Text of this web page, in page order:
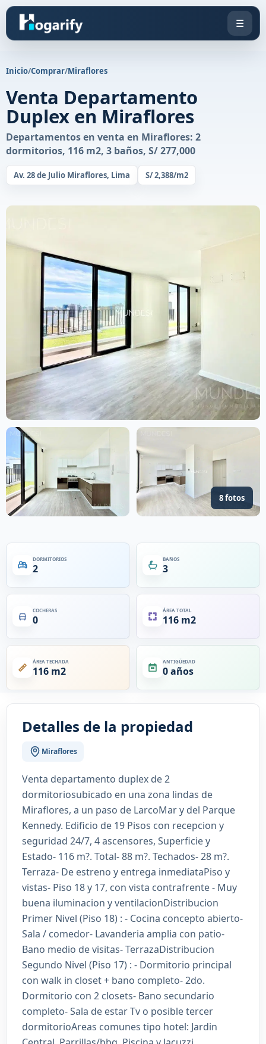
☰
Inicio/Comprar/Miraflores
Venta Departamento
Duplex en Miraflores
Departamentos en venta en Miraflores: 2
dormitorios, 116 m2, 3 baños, S/ 277,000
Av. 28 de Julio Miraflores, Lima S/ 2,388/m2
8 fotos
DORMITORIOS
2
BAÑOS
3
COCHERAS
0
ÁREA TOTAL
116 m2
ÁREA TECHADA
116 m2
ANTIGÜEDAD
0 años
Detalles de la propiedad
Miraflores
Venta departamento duplex de 2
dormitoriosubicado en una zona lindas de
Miraflores, a un paso de LarcoMar y del Parque
Kennedy. Edificio de 19 Pisos con recepcion y
seguridad 24/7, 4 ascensores, Superficie y
Estado- 116 m?. Total- 88 m?. Techados- 28 m?.
Terraza- De estreno y entrega inmediataPiso y
vistas- Piso 18 y 17, con vista contrafrente - Muy
buena iluminacion y ventilacionDistribucion
Primer Nivel (Piso 18) : - Cocina concepto abierto-
Sala / comedor- Lavanderia amplia con patio-
Bano medio de visitas- TerrazaDistribucion
Segundo Nivel (Piso 17) : - Dormitorio principal
con walk in closet + bano completo- 2do.
Dormitorio con 2 closets- Bano secundario
completo- Sala de estar Tv o posible tercer
dormitorioAreas comunes tipo hotel: Jardin